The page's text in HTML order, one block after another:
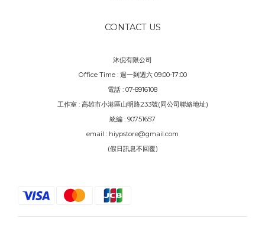
CONTACT US
沐倪有限公司
Office Time : 週一到週六 09:00-17:00
電話 : 07-8916108
工作室 : 高雄市小港區山明路233號(同公司聯絡地址)
統編 : 90751657
email : hiypstore@gmail.com
(假日訊息不回覆)